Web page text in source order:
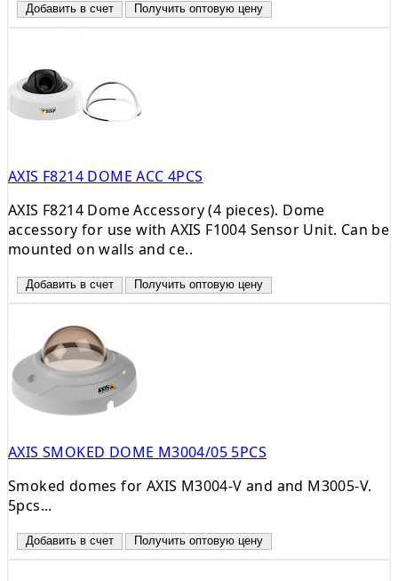
Добавить в счет Получить оптовую цену
AXIS F8214 DOME ACC 4PCS
AXIS F8214 Dome Accessory (4 pieces). Dome
accessory for use with AXIS F1004 Sensor Unit. Can be
mounted on walls and ce..
Добавить в счет Получить оптовую цену
AXIS SMOKED DOME M3004/05 5PCS
Smoked domes for AXIS M3004-V and and M3005-V.
5pcs...
Добавить в счет Получить оптовую цену